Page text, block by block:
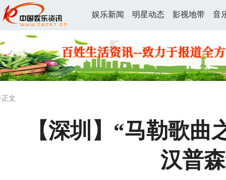
娱乐新闻 明星动态 影视地带 音
文
【深圳】“马勒歌曲
汉普